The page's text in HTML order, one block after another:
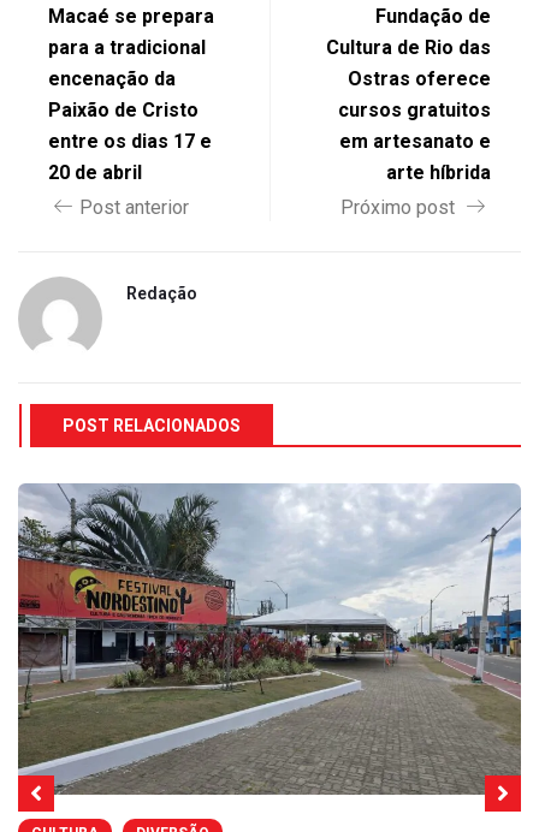
Macaé se prepara
para a tradicional
encenação da
Paixão de Cristo
entre os dias 17 e
20 de abril
Post anterior
Fundação de
Cultura de Rio das
Ostras oferece
cursos gratuitos
em artesanato e
arte híbrida
Próximo post
Redação
POST RELACIONADOS